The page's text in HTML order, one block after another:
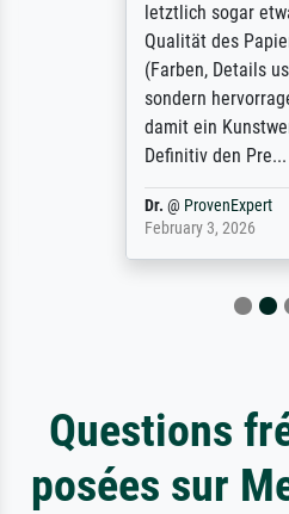
letztlich sogar etwas
Qualität des Papiers
(Farben, Details usw.)
sondern hervorragend.
damit ein Kunstwerk
Definitiv den Pre...
ProvenExpert
February 3, 2026
Questions
posées sur